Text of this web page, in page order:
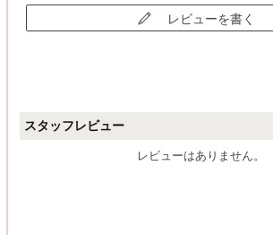
レビューを書く
スタッフレビュー
レビューはありません。